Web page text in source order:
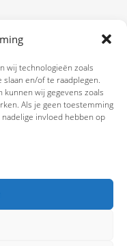
wij technologieën zoals
en/of te raadplegen.
wij gegevens zoals
Als je geen toestemming
invloed hebben op